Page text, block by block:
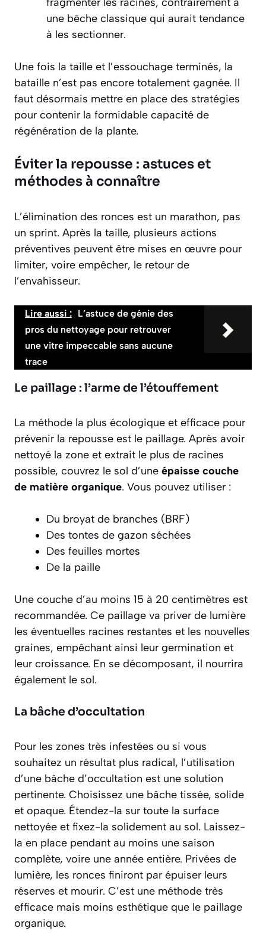
une bêche classique qui aurait tendance
à les sectionner.
Une fois la taille et l’essouchage terminés, la
bataille n’est pas encore totalement gagnée. Il
faut désormais mettre en place des stratégies
pour contenir la formidable capacité de
régénération de la plante.
Éviter la repousse : astuces et
méthodes à connaître
L’élimination des ronces est un marathon, pas
un sprint. Après la taille, plusieurs actions
préventives peuvent être mises en œuvre pour
limiter, voire empêcher, le retour de
l’envahisseur.
Lire aussi : L’astuce de génie des
pros du nettoyage pour retrouver
une vitre impeccable sans aucune
trace
Le paillage : l’arme de l’étouffement
La méthode la plus écologique et efficace pour
prévenir la repousse est le paillage. Après avoir
nettoyé la zone et extrait le plus de racines
possible, couvrez le sol d’une épaisse couche
de matière organique. Vous pouvez utiliser :
Du broyat de branches (BRF)
Des tontes de gazon séchées
Des feuilles mortes
De la paille
Une couche d’au moins 15 à 20 centimètres est
recommandée. Ce paillage va priver de lumière
les éventuelles racines restantes et les nouvelles
graines, empêchant ainsi leur germination et
leur croissance. En se décomposant, il nourrira
également le sol.
La bâche d’occultation
Pour les zones très infestées ou si vous
souhaitez un résultat plus radical, l’utilisation
d’une bâche d’occultation est une solution
pertinente. Choisissez une bâche tissée, solide
et opaque. Étendez-la sur toute la surface
nettoyée et fixez-la solidement au sol. Laissez-
la en place pendant au moins une saison
complète, voire une année entière. Privées de
lumière, les ronces finiront par épuiser leurs
réserves et mourir. C’est une méthode très
efficace mais moins esthétique que le paillage
organique.